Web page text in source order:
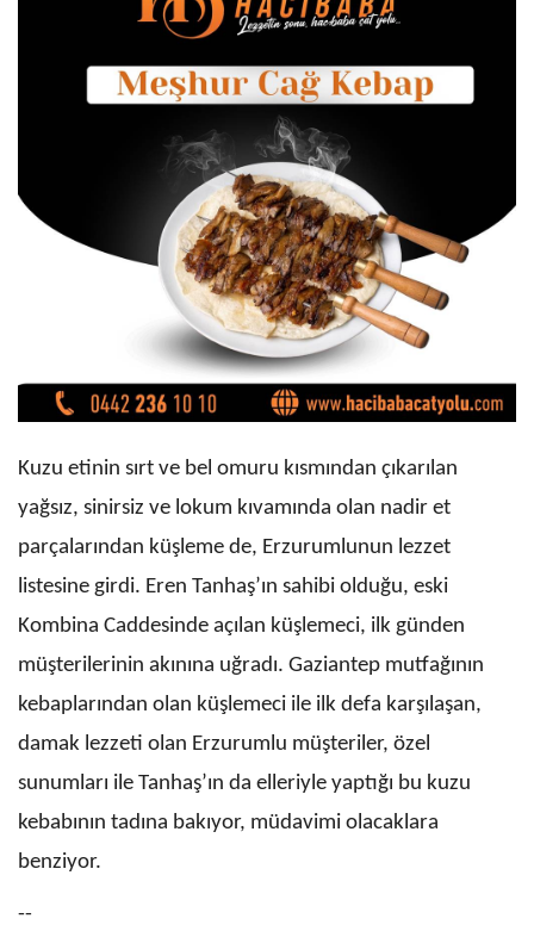
Kuzu etinin sırt ve bel omuru kısmından çıkarılan
yağsız, sinirsiz ve lokum kıvamında olan nadir et
parçalarından küşleme de, Erzurumlunun lezzet
listesine girdi. Eren Tanhaş’ın sahibi olduğu, eski
Kombina Caddesinde açılan küşlemeci, ilk günden
müşterilerinin akınına uğradı. Gaziantep mutfağının
kebaplarından olan küşlemeci ile ilk defa karşılaşan,
damak lezzeti olan Erzurumlu müşteriler, özel
sunumları ile Tanhaş’ın da elleriyle yaptığı bu kuzu
kebabının tadına bakıyor, müdavimi olacaklara
benziyor.
--